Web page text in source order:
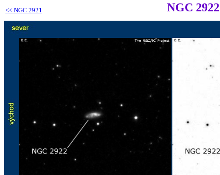
<< NGC 2921 NGC 2922